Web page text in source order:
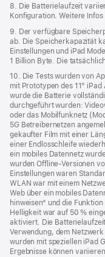
8. Die Batterielaufzeit
Konfiguration. Weitere
9. Der verfügbare
ab. Die Speicherkapazität
Einstellungen und iPad
1 Billion Byte. Die
10. Die Tests wurden von
mit Prototypen des 11"
wurde die Batterie
durchgeführt wurden:
oder das Mobilfunknetz
5G Betreibernetzen
gekaufter Film mit einer
einer Endlosschleife
ein mobiles Datennetz
wurden Offline-Versionen
Einstellungen waren
WLAN war mit einem
Web über ein mobiles
hinweisen“ und die
Helligkeit war auf 50 %
aktiviert. Die
Verwendung, dem
wurden mit speziellen iPad
Ergebnisse können